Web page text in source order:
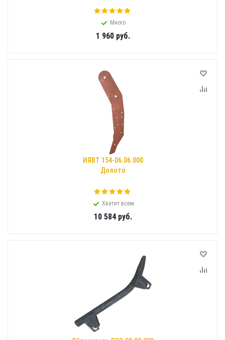
Много
1 960руб.
ИЯВТ 154-06.06.000
Долото
Хватит всем
10 584руб.